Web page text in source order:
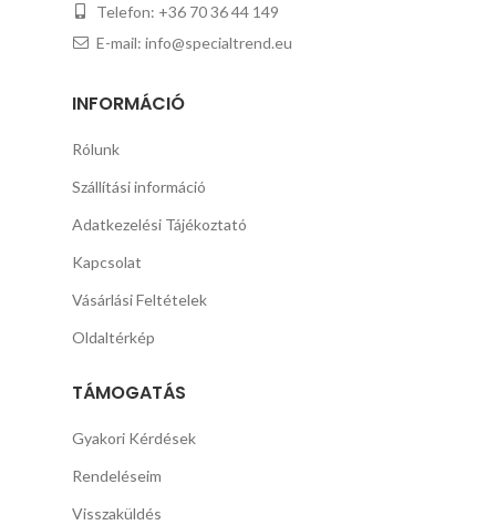
Telefon: +36 70 36 44 149
E-mail: info@specialtrend.eu
INFORMÁCIÓ
Rólunk
Szállítási információ
Adatkezelési Tájékoztató
Kapcsolat
Vásárlási Feltételek
Oldaltérkép
TÁMOGATÁS
Gyakori Kérdések
Rendeléseim
Visszaküldés